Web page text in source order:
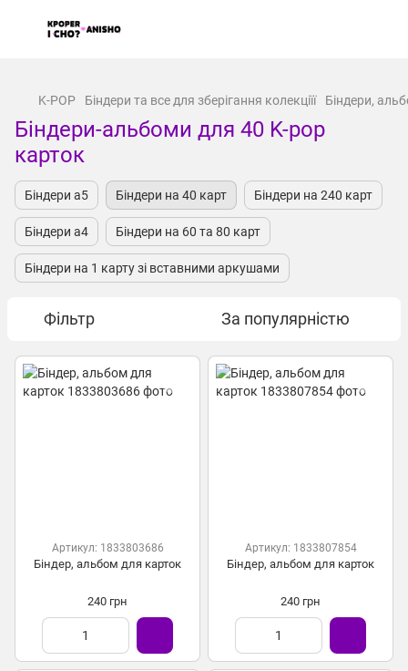
K-POP Біндери та все для зберігання колекціїї Біндери,
Біндери-альбоми для 40 K-pop
карток
Біндери а5 Біндери на 40 карт Біндери на 240 карт
Біндери а4 Біндери на 60 та 80 карт
Біндери на 1 карту зі вставними аркушами
Фільтр За популярністю
Артикул: 1833803686
Біндер, альбом для карток
240 грн
Артикул: 1833807854
Біндер, альбом для карток
240 грн